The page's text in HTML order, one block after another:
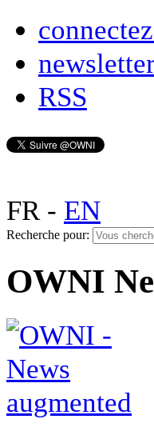
RSS
FR- EN
Recherche pour:
OWNI